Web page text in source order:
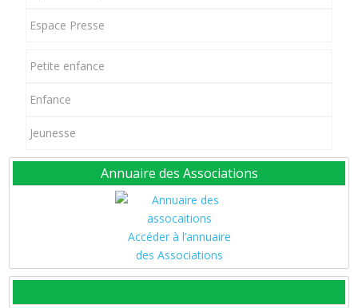
Espace Presse
Petite enfance
Enfance
Jeunesse
Annuaire des Associations
Accéder à l’annuaire
des Associations